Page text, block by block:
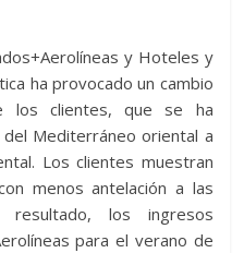
y Hoteles y
ha provocado un cambio
los clientes, que se ha
Mediterráneo oriental a
Los clientes muestran
menos antelación a las
los ingresos
para el verano de